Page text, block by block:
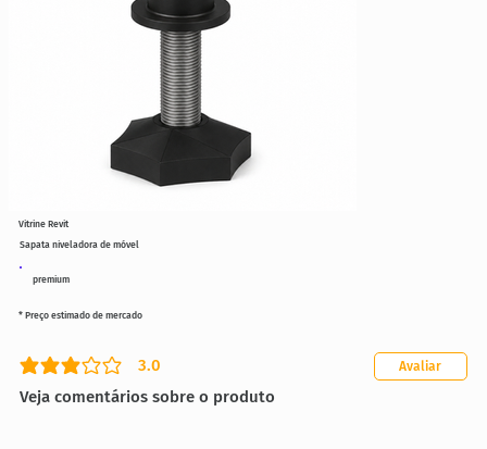
premium
Sapata niveladora de móvel
3.0
classificação média é 3 de 5
Veja comentários sobre o produto
Avaliar
* Preço estimado de mercado
Vitrine Revit